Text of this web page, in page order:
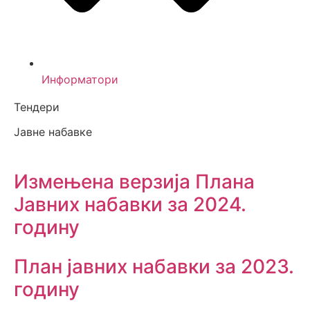
Информатори
Тендери
Јавне набавке
Измењенa верзијa Плана
Јавних набавки за 2024.
годину
План јавних набавки за 2023.
годину